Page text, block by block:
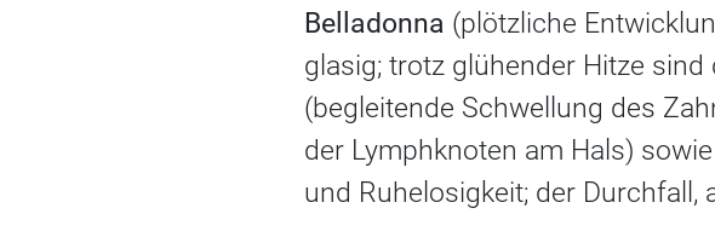
Belladonna (plötzliche
glasig; trotz glühender Hitze sind
(begleitende Schwellung des
der Lymphknoten am Hals) sowie
und Ruhelosigkeit; der Durchfall,